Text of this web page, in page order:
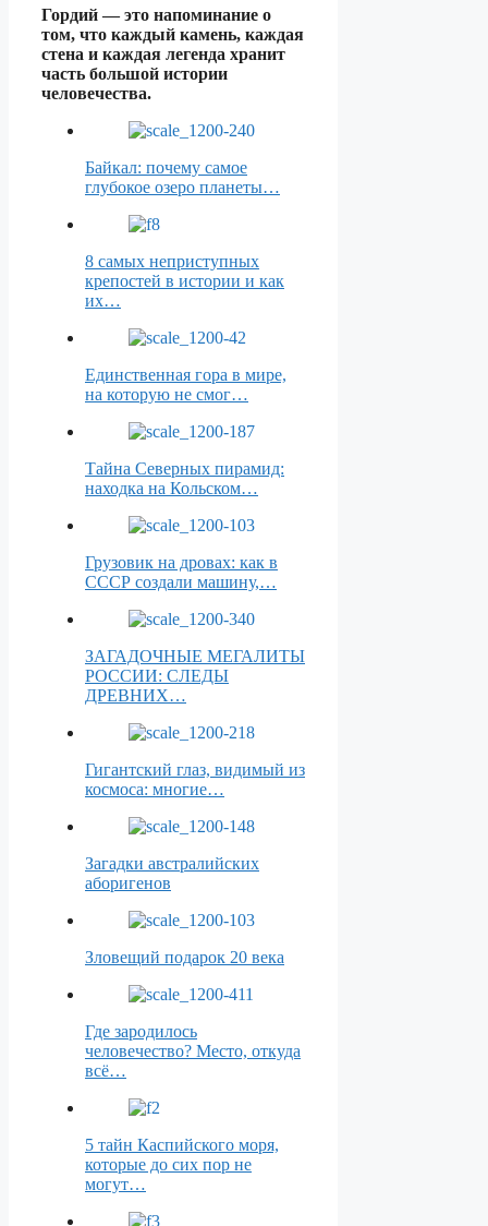
Гордий — это напоминание о
том, что каждый камень, каждая
стена и каждая легенда хранит
часть большой истории
человечества.
Байкал: почему самое
глубокое озеро планеты…
8 самых неприступных
крепостей в истории и как
их…
Единственная гора в мире,
на которую не смог…
Тайна Северных пирамид:
находка на Кольском…
Грузовик на дровах: как в
СССР создали машину,…
ЗАГАДОЧНЫЕ МЕГАЛИТЫ
РОССИИ: СЛЕДЫ
ДРЕВНИХ…
Гигантский глаз, видимый из
космоса: многие…
Загадки австралийских
аборигенов
Зловещий подарок 20 века
Где зародилось
человечество? Место, откуда
всё…
5 тайн Каспийского моря,
которые до сих пор не
могут…